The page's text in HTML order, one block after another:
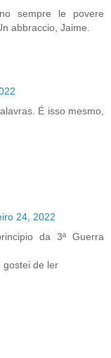
sempre le povere
abbraccio, Jaime.
É isso mesmo,
24, 2022
da 3ª Guerra
gostei de ler